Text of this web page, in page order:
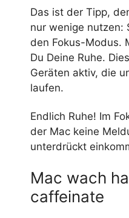
Das ist der Tipp,
nur wenige nutzen:
den Fokus-Modus.
Du Deine Ruhe.
Geräten aktiv, die
laufen.
Endlich Ruhe! Im
der Mac keine
unterdrückt
Mac wach
caffeinate